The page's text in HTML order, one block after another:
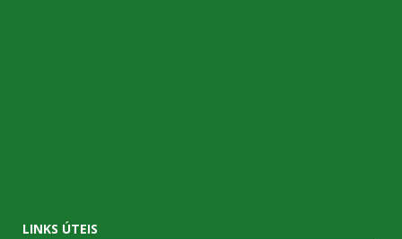
LINKS ÚTEIS